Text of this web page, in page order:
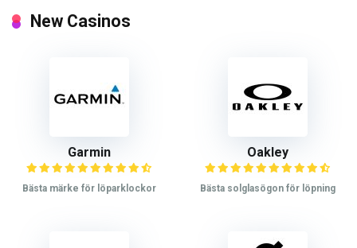
New Casinos
Garmin
Bästa märke för löparklockor
Oakley
Bästa solglasögon för löpning